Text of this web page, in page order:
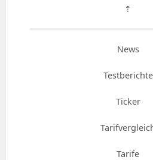
⇡
News
Testberichte
Ticker
Tarife